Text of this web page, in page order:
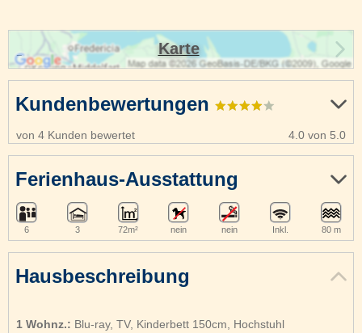
Hausbeschreibung
1 Wohnz.: Blu-ray, TV, Kinderbett 150cm, Hochstuhl
Kundenbewertungen
von 4 Kunden bewertet 4.0 von 5.0
Ferienhaus-Ausstattung
6 3 72m² nein nein Inkl. 80 m
Karte